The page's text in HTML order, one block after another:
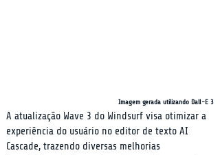
Imagem gerada utilizando Dall-E 3
A atualização Wave 3 do Windsurf visa otimizar a
experiência do usuário no editor de texto AI
Cascade, trazendo diversas melhorias